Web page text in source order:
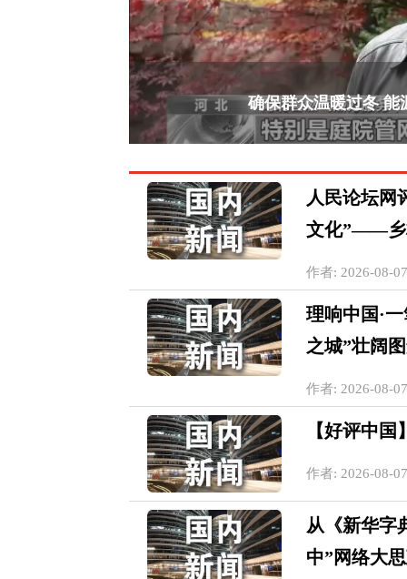
确保群众温暖过冬 能
人民论坛网
文化”——乡
作者: 2026-08-
理响中国·
之城”壮阔
作者: 2026-08-
【好评中
作者: 2026-08-
从《新华字
中”网络大